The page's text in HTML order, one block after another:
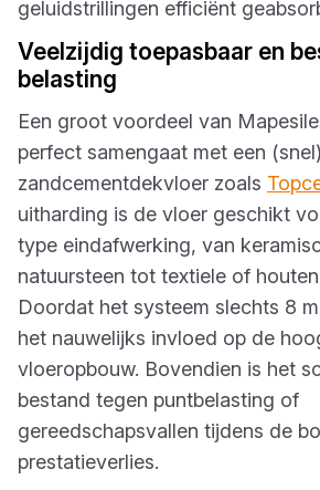
geluidstrillingen efficiënt
Veelzijdig toepasbaar en
belasting
Een groot voordeel van
perfect samengaat met een
zandcementdekvloer zoals
uitharding is de vloer geschikt
type eindafwerking, van
natuursteen tot textiele of
Doordat het systeem slechts 8
het nauwelijks invloed op de
vloeropbouw. Bovendien is het
bestand tegen puntbelasting of
gereedschapsvallen tijdens de
prestatieverlies.